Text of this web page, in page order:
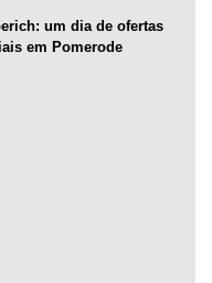
um dia de ofertas
em Pomerode